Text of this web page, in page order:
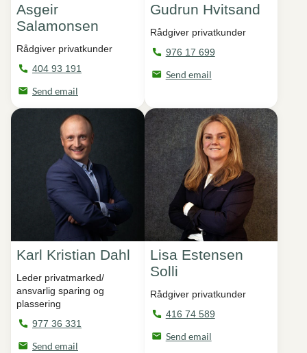
Asgeir
Salamonsen
Rådgiver privatkunder
404 93 191
Send email
Gudrun Hvitsand
Rådgiver privatkunder
976 17 699
Send email
Karl Kristian Dahl
Leder privatmarked/
ansvarlig sparing og
plassering
977 36 331
Send email
Lisa Estensen
Solli
Rådgiver privatkunder
416 74 589
Send email